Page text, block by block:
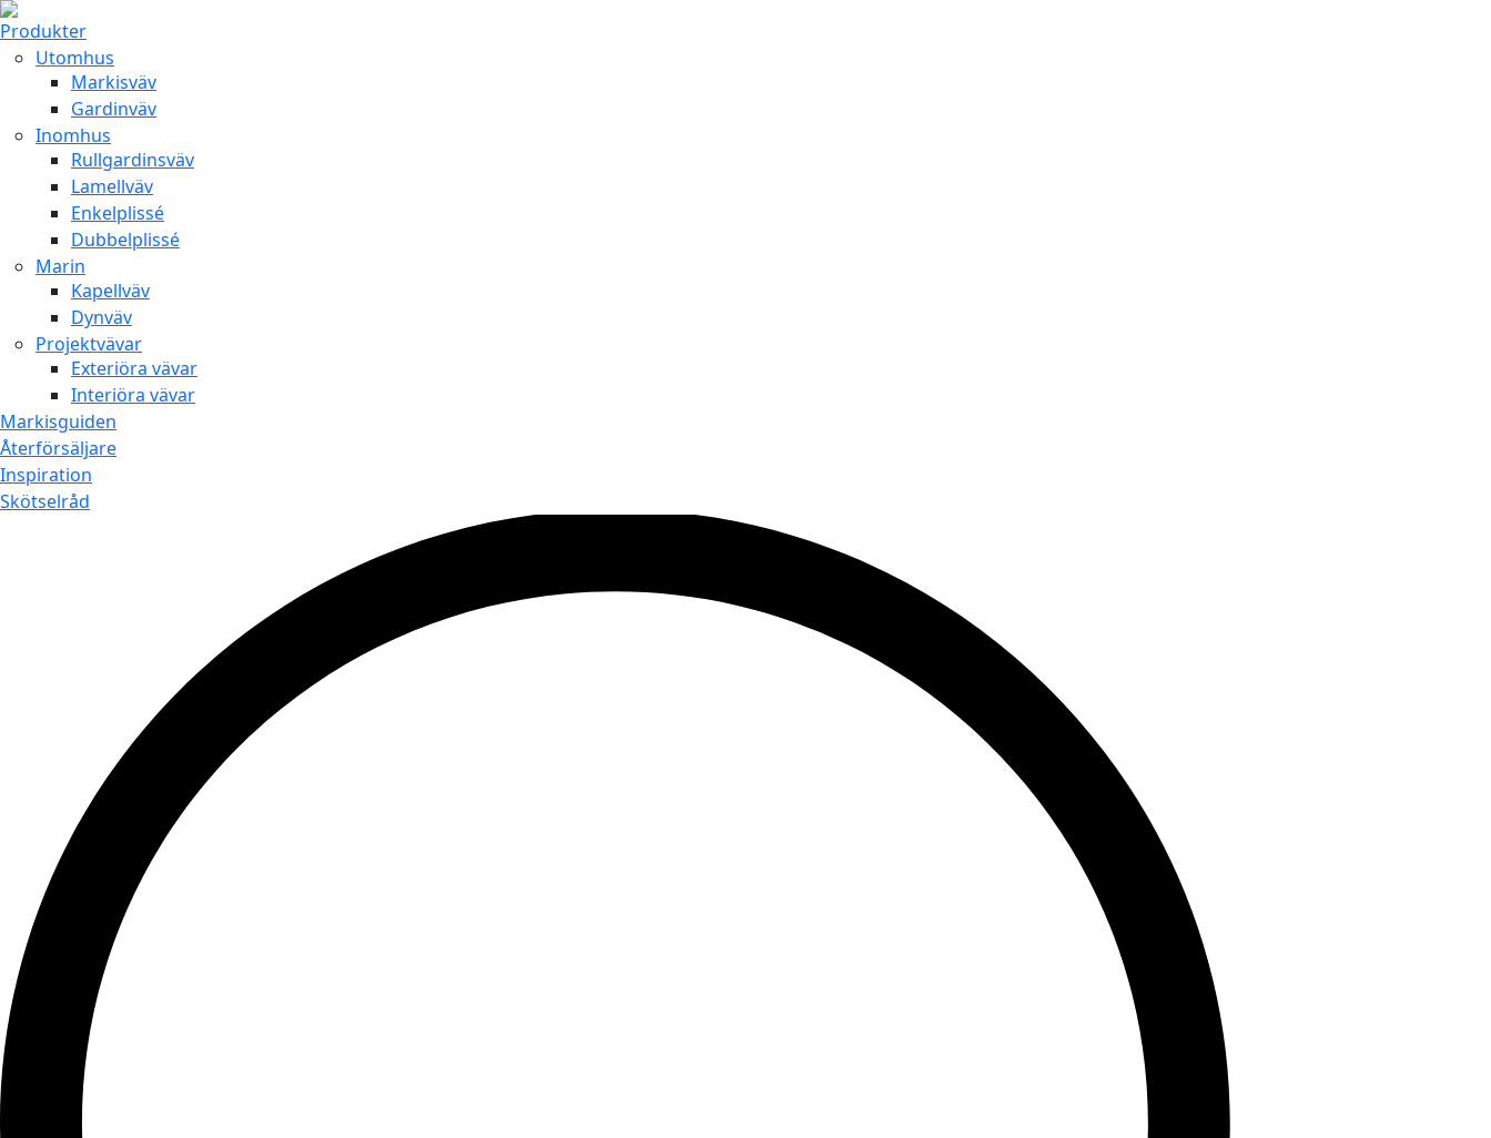
Produkter
Utomhus
Markisväv
Gardinväv
Inomhus
Rullgardinsväv
Lamellväv
Enkelplissé
Dubbelplissé
Marin
Kapellväv
Dynväv
Projektvävar
Exteriöra vävar
Interiöra vävar
Markisguiden
Återförsäljare
Inspiration
Skötselråd